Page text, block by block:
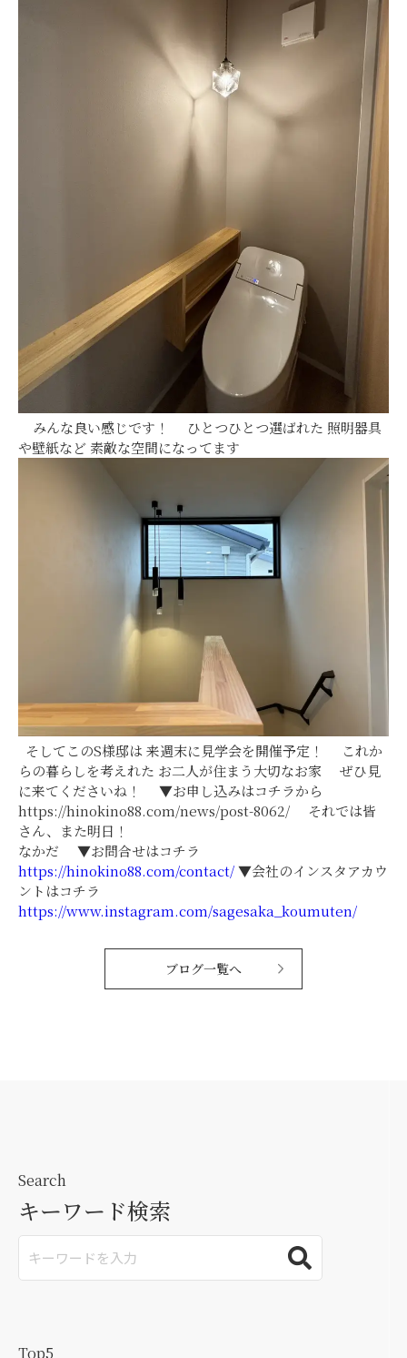
みんな良い感じです！ ひとつひとつ選ばれた 照明器具
や壁紙など 素敵な空間になってます
そしてこのS様邸は 来週末に見学会を開催予定！ これか
らの暮らしを考えれた お二人が住まう大切なお家 ぜひ見
に来てくださいね！ ▼お申し込みはコチラから
https://hinokino88.com/news/post-8062/ それでは皆
さん、また明日！
なかだ ▼お問合せはコチラ
https://hinokino88.com/contact/▼会社のインスタアカウ
ントはコチラ
https://www.instagram.com/sagesaka_koumuten/
ブログ一覧へ
Search
キーワード検索
Top5